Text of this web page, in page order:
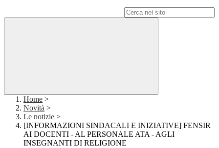
Home >
Novità >
Le notizie >
[INFORMAZIONI SINDACALI E INIZIATIVE] FENSIR
AI DOCENTI - AL PERSONALE ATA - AGLI
INSEGNANTI DI RELIGIONE